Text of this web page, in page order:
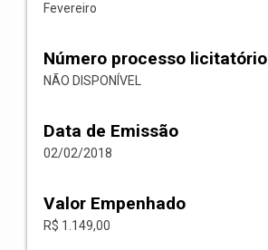
Fevereiro
Número processo licitatório
NÃO DISPONÍVEL
Data de Emissão
02/02/2018
Valor Empenhado
R$ 1.149,00